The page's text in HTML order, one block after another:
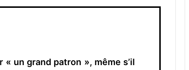
« un grand patron », même s’il